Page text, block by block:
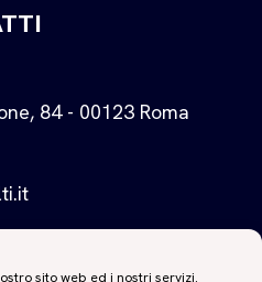
sito web ed i nostri servizi.
84 - 00123 Roma